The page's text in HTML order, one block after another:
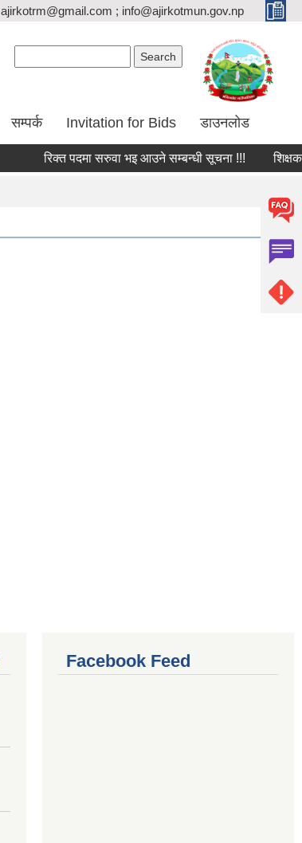
ajirkotrm@gmail.com ; info@ajirkotmun.gov.np
सम्पर्क Invitation for Bids डाउनलोड
रिक्त पदमा सरुवा भइ आउने सम्बन्धी सूचना !!! शिक्षक
Facebook Feed